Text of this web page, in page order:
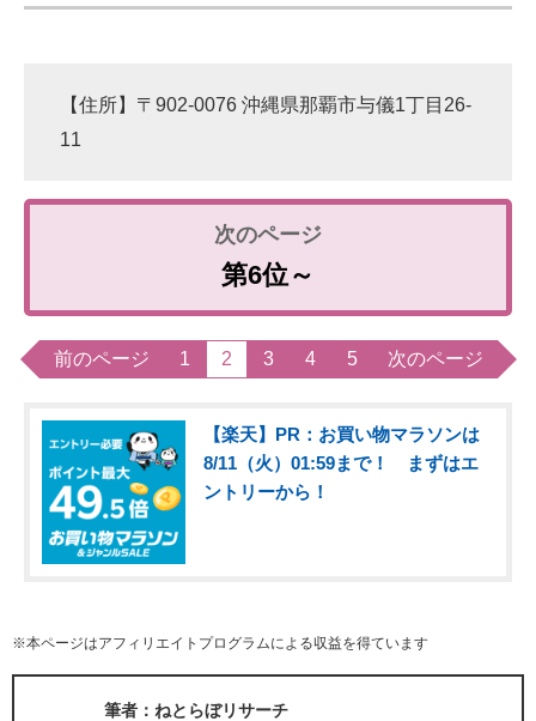
【住所】〒902-0076 沖縄県那覇市与儀1丁目26-
11
第6位～
前のページ 1 2 3 4 5 次のページ
【楽天】PR：お買い物マラソンは
8/11（火）01:59まで！ まずはエ
ントリーから！
※本ページはアフィリエイトプログラムによる収益を得ています
筆者：ねとらぼリサーチ